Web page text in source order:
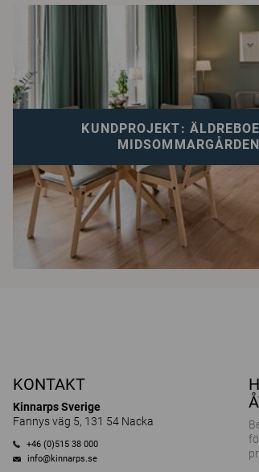
KUNDPROJEKT:
MIDSOMMARGÅRDEN
KONTAKT
Kinnarps Sverige
Fannys väg 5, 131 54 Nacka
+46 (0)515 38 000
info@kinnarps.se